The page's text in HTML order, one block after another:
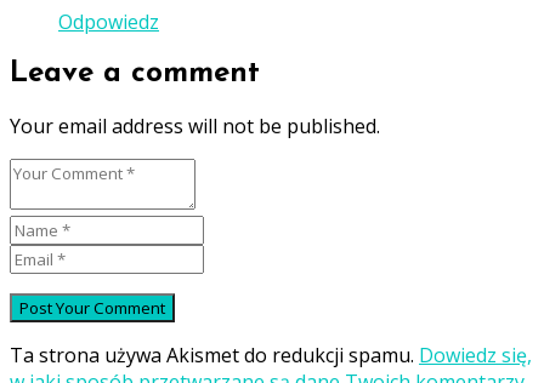
Odpowiedz
Leave a comment
Your email address will not be published.
Ta strona używa Akismet do redukcji spamu. Dowiedz się,